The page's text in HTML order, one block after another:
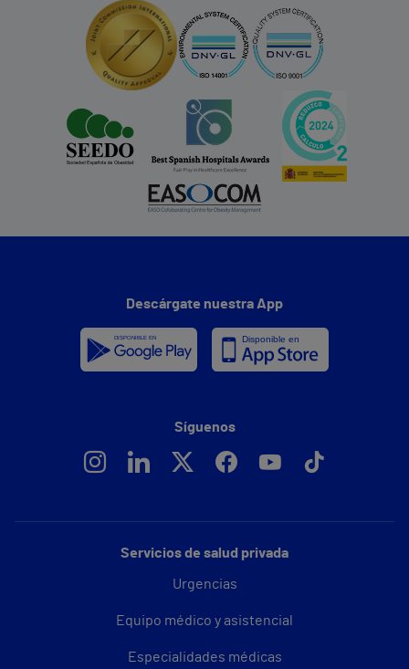
Servicios de salud privada
Urgencias
Equipo médico y asistencial
Especialidades médicas
Descárgate nuestra App
Síguenos